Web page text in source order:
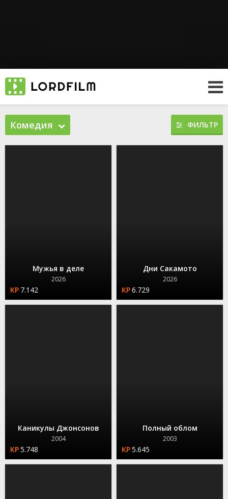
Комедия ФИЛЬТР
Мужья в деле
2026
7.142
Дни Сакамото
2026
6.729
Каникулы Джонсонов
2004
5.748
Полный облом
2003
5.645